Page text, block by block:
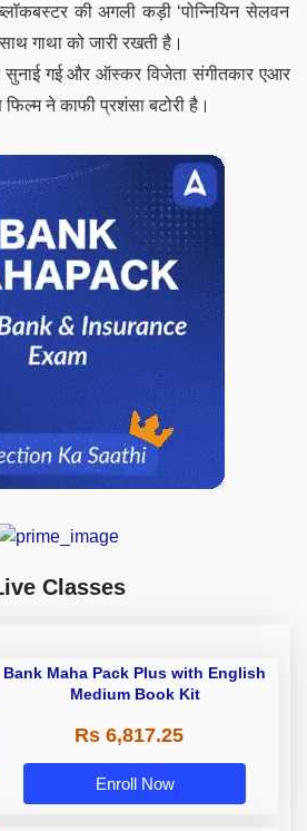
की अगली कड़ी ‘पोन्नियिन सेलवन
गाथा को जारी रखती है।
सुनाई गई और ऑस्कर विजेता संगीतकार एआर
फिल्म ने काफी प्रशंसा बटोरी है।
Classes
Bank Maha Pack Plus with English
Medium Book Kit
Rs 6,817.25
Enroll Now